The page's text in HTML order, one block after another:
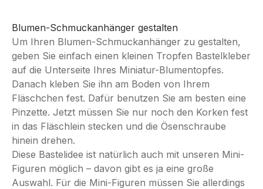
Blumen-Schmuckanhänger gestalten
Um Ihren Blumen-Schmuckanhänger zu gestalten,
geben Sie einfach einen kleinen Tropfen Bastelkleber
auf die Unterseite Ihres Miniatur-Blumentopfes.
Danach kleben Sie ihn am Boden von Ihrem
Fläschchen fest. Dafür benutzen Sie am besten eine
Pinzette. Jetzt müssen Sie nur noch den Korken fest
in das Fläschlein stecken und die Ösenschraube
hinein drehen.
Diese Bastelidee ist natürlich auch mit unseren Mini-
Figuren möglich – davon gibt es ja eine große
Auswahl. Für die Mini-Figuren müssen Sie allerdings